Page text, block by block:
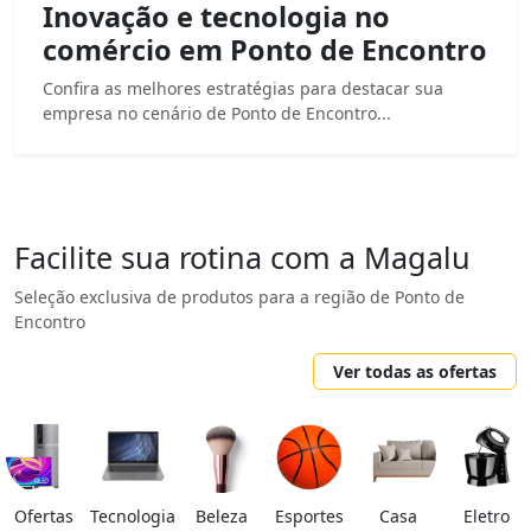
Inovação e tecnologia no
comércio em Ponto de Encontro
Confira as melhores estratégias para destacar sua
empresa no cenário de Ponto de Encontro...
Facilite sua rotina com a Magalu
Seleção exclusiva de produtos para a região de Ponto de
Encontro
Ver todas as ofertas
Ofertas Tecnologia Beleza Esportes Casa Eletro